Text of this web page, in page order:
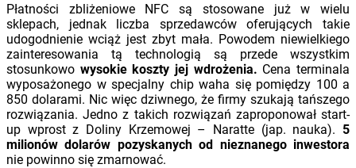
Płatności zbliżeniowe NFC są stosowane już w wielu
sklepach, jednak liczba sprzedawców oferujących takie
udogodnienie wciąż jest zbyt mała. Powodem niewielkiego
zainteresowania tą technologią są przede wszystkim
stosunkowo wysokie koszty jej wdrożenia. Cena terminala
wyposażonego w specjalny chip waha się pomiędzy 100 a
850 dolarami. Nic więc dziwnego, że firmy szukają tańszego
rozwiązania. Jedno z takich rozwiązań zaproponował start-
up wprost z Doliny Krzemowej – Naratte (jap. nauka). 5
milionów dolarów pozyskanych od nieznanego inwestora
nie powinno się zmarnować.